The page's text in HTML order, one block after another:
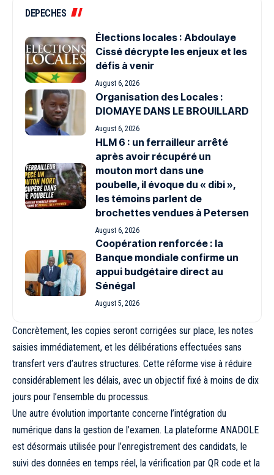
DEPECHES
Élections locales : Abdoulaye
Cissé décrypte les enjeux et les
défis à venir
August 6, 2026
Organisation des Locales :
DIOMAYE DANS LE BROUILLARD
August 6, 2026
HLM 6 : un ferrailleur arrêté
après avoir récupéré un
mouton mort dans une
poubelle, il évoque du « dibi »,
les témoins parlent de
brochettes vendues à Petersen
August 6, 2026
Coopération renforcée : la
Banque mondiale confirme un
appui budgétaire direct au
Sénégal
August 5, 2026
Concrètement, les copies seront corrigées sur place, les notes
saisies immédiatement, et les délibérations effectuées sans
transfert vers d’autres structures. Cette réforme vise à réduire
considérablement les délais, avec un objectif fixé à moins de dix
jours pour l’ensemble du processus.
Une autre évolution importante concerne l’intégration du
numérique dans la gestion de l’examen. La plateforme ANADOLE
est désormais utilisée pour l’enregistrement des candidats, le
suivi des données en temps réel, la vérification par QR code et la